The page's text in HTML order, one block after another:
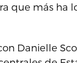
que más ha
Danielle